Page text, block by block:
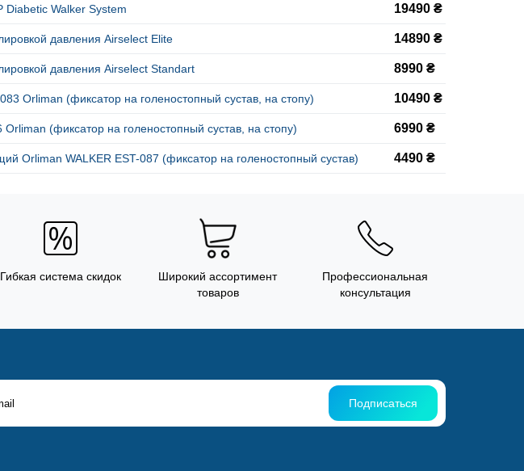
Diabetic Walker System 19490 ₴
давления Airselect Elite 14890 ₴
давления Airselect Standart 8990 ₴
Orliman (фиксатор на голеностопный сустав, на стопу) 10490 ₴
(фиксатор на голеностопный сустав, на стопу) 6990 ₴
Orliman WALKER EST-087 (фиксатор на голеностопный сустав) 4490 ₴
Гибкая система скидок
Широкий ассортимент
товаров
Профессиональная
консультация
Подписаться